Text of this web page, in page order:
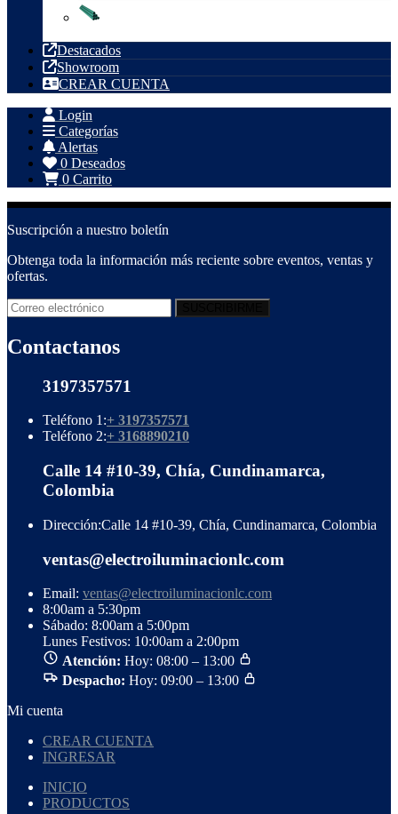
Destacados
Showroom
CREAR CUENTA
Login
Categorías
Alertas
0 Deseados
0 Carrito
Suscripción a nuestro boletín
Obtenga toda la información más reciente sobre eventos, ventas y
ofertas.
Contactanos
3197357571
Teléfono 1:+ 3197357571
Teléfono 2:+ 3168890210
Calle 14 #10-39, Chía, Cundinamarca,
Colombia
Dirección:Calle 14 #10-39, Chía, Cundinamarca, Colombia
ventas@electroiluminacionlc.com
Email: ventas@electroiluminacionlc.com
8:00am a 5:30pm
Sábado: 8:00am a 5:00pm
Lunes Festivos: 10:00am a 2:00pm
Atención: Hoy: 08:00 – 13:00
Despacho: Hoy: 09:00 – 13:00
Mi cuenta
CREAR CUENTA
INGRESAR
INICIO
PRODUCTOS